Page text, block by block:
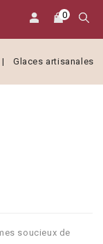
0
Glaces artisanales
soucieux de